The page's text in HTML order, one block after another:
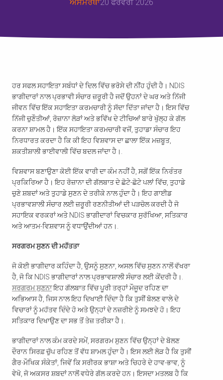
ਅਸਮਰੱਥਾ20 ਫਰਵਰੀ 2026
ਹਰ ਸਫਲ ਸਹਾਇਤਾ ਸਬੰਧਾਂ ਦੇ ਦਿਲ ਵਿੱਚ ਭਰੋਸੇ ਦੀ ਨੀਂਹ ਹੁੰਦੀ ਹੈ। NDIS
ਭਾਗੀਦਾਰਾਂ ਨਾਲ ਪ੍ਰਭਾਵੀ ਸੰਚਾਰ ਜ਼ਰੂਰੀ ਹੈ ਜਦੋਂ ਉਹਨਾਂ ਦੇ ਘਰ ਅਤੇ ਨਿੱਜੀ
ਜੀਵਨ ਵਿੱਚ ਇੱਕ ਸਹਾਇਤਾ ਕਰਮਚਾਰੀ ਨੂੰ ਸੱਦਾ ਦਿੱਤਾ ਜਾਂਦਾ ਹੈ। ਇਸ ਵਿੱਚ
ਨਿੱਜੀ ਚੁਣੌਤੀਆਂ, ਰੋਜ਼ਾਨਾ ਲੋੜਾਂ ਅਤੇ ਭਵਿੱਖ ਦੇ ਟੀਚਿਆਂ ਬਾਰੇ ਖੁੱਲ੍ਹ ਕੇ ਗੱਲ
ਕਰਨਾ ਸ਼ਾਮਲ ਹੈ। ਇੱਕ ਸਹਾਇਤਾ ਕਰਮਚਾਰੀ ਵਜੋਂ, ਤੁਹਾਡਾ ਸੰਚਾਰ ਇਹ
ਨਿਰਧਾਰਤ ਕਰਦਾ ਹੈ ਕਿ ਕੀ ਇਹ ਵਿਸ਼ਵਾਸ ਦਾ ਛਾਲਾ ਇੱਕ ਮਜ਼ਬੂਤ,
ਸ਼ਕਤੀਸ਼ਾਲੀ ਭਾਈਵਾਲੀ ਵਿੱਚ ਬਦਲ ਜਾਂਦਾ ਹੈ।.
ਵਿਸ਼ਵਾਸ ਬਣਾਉਣਾ ਕੋਈ ਇੱਕ ਵਾਰੀ ਦਾ ਕੰਮ ਨਹੀਂ ਹੈ, ਸਗੋਂ ਇੱਕ ਨਿਰੰਤਰ
ਪ੍ਰਕਿਰਿਆ ਹੈ। ਇਹ ਰੋਜ਼ਾਨਾ ਦੀ ਗੱਲਬਾਤ ਦੇ ਛੋਟੇ-ਛੋਟੇ ਪਲਾਂ ਵਿੱਚ, ਤੁਹਾਡੇ
ਚੁਣੇ ਸ਼ਬਦਾਂ ਅਤੇ ਤੁਹਾਡੇ ਸੁਣਨ ਦੇ ਤਰੀਕੇ ਨਾਲ ਹੁੰਦਾ ਹੈ। ਇਹ ਗਾਈਡ
ਪ੍ਰਭਾਵਸ਼ਾਲੀ ਸੰਚਾਰ ਲਈ ਜ਼ਰੂਰੀ ਰਣਨੀਤੀਆਂ ਦੀ ਪੜਚੋਲ ਕਰਦੀ ਹੈ ਜੋ
ਸਹਾਇਕ ਵਰਕਰਾਂ ਅਤੇ NDIS ਭਾਗੀਦਾਰਾਂ ਵਿਚਕਾਰ ਸੁਰੱਖਿਆ, ਸਤਿਕਾਰ
ਅਤੇ ਆਤਮ-ਵਿਸ਼ਵਾਸ ਨੂੰ ਵਧਾਉਂਦੀਆਂ ਹਨ।.
ਸਰਗਰਮ ਸੁਣਨ ਦੀ ਮਹੱਤਤਾ
ਜੋ ਕੋਈ ਭਾਗੀਦਾਰ ਕਹਿੰਦਾ ਹੈ, ਉਸਨੂੰ ਸੁਣਨਾ, ਅਸਲ ਵਿੱਚ ਸੁਣਨ ਨਾਲੋਂ ਵੱਖਰਾ
ਹੈ, ਜੋ ਕਿ NDIS ਭਾਗੀਦਾਰਾਂ ਨਾਲ ਪ੍ਰਭਾਵਸ਼ਾਲੀ ਸੰਚਾਰ ਲਈ ਕੇਂਦਰੀ ਹੈ।.
ਸਰਗਰਮ ਸੁਣਨਾਇਹ ਗੱਲਬਾਤ ਵਿੱਚ ਪੂਰੀ ਤਰ੍ਹਾਂ ਮੌਜੂਦ ਰਹਿਣ ਦਾ
ਅਭਿਆਸ ਹੈ, ਜਿਸ ਨਾਲ ਇਹ ਦਿਖਾਈ ਦਿੰਦਾ ਹੈ ਕਿ ਤੁਸੀਂ ਬੋਲਣ ਵਾਲੇ ਦੇ
ਵਿਚਾਰਾਂ ਨੂੰ ਮਹੱਤਵ ਦਿੰਦੇ ਹੋ ਅਤੇ ਉਨ੍ਹਾਂ ਦੇ ਨਜ਼ਰੀਏ ਨੂੰ ਸਮਝਦੇ ਹੋ। ਇਹ
ਸਤਿਕਾਰ ਦਿਖਾਉਣ ਦਾ ਸਭ ਤੋਂ ਤੇਜ਼ ਤਰੀਕਾ ਹੈ।.
ਭਾਗੀਦਾਰਾਂ ਨਾਲ ਕੰਮ ਕਰਦੇ ਸਮੇਂ, ਸਰਗਰਮ ਸੁਣਨ ਵਿੱਚ ਉਨ੍ਹਾਂ ਦੇ ਬੋਲਣ
ਦੌਰਾਨ ਸਿਰਫ਼ ਚੁੱਪ ਰਹਿਣ ਤੋਂ ਵੱਧ ਸ਼ਾਮਲ ਹੁੰਦਾ ਹੈ। ਇਸ ਲਈ ਲੋੜ ਹੈ ਕਿ ਤੁਸੀਂ
ਗੈਰ-ਮੌਖਿਕ ਸੰਕੇਤਾਂ, ਜਿਵੇਂ ਕਿ ਸਰੀਰਕ ਭਾਸ਼ਾ ਅਤੇ ਚਿਹਰੇ ਦੇ ਹਾਵ-ਭਾਵ, ਨੂੰ
ਵੇਖੋ, ਜੋ ਅਕਸਰ ਸ਼ਬਦਾਂ ਨਾਲੋਂ ਵਧੇਰੇ ਗੱਲ ਕਰਦੇ ਹਨ। ਇਸਦਾ ਮਤਲਬ ਹੈ ਕਿ